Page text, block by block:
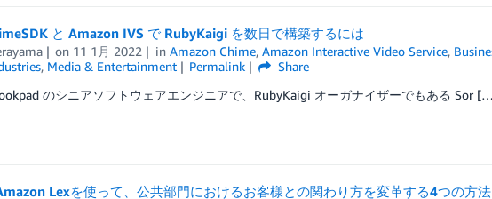
と Amazon IVS で RubyKaigi を数日で構築するには
on 11 1月 2022 inAmazon Chime,Amazon Interactive Video Service,
, Media & Entertainment Permalink
Share
のシニアソフトウェアエンジニアで、RubyKaigi オーガナイザーでもある Sor
Lexを使って、公共部門におけるお客様との関わり方を変革する4つの方法